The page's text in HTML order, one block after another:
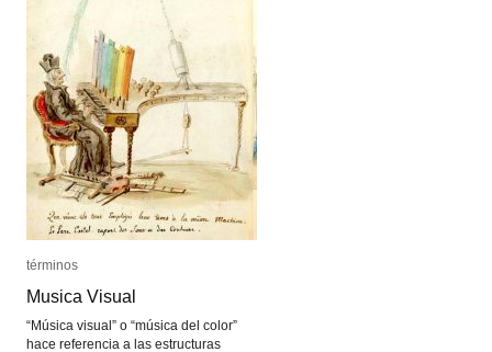
términos
Musica Visual
“Música visual” o “música del color”
hace referencia a las estructuras
términos
Musica Visual